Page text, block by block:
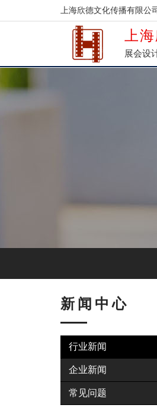
上海欣德文化传播有限公
上
展会设
新闻中心
行业新闻
企业新闻
常见问题